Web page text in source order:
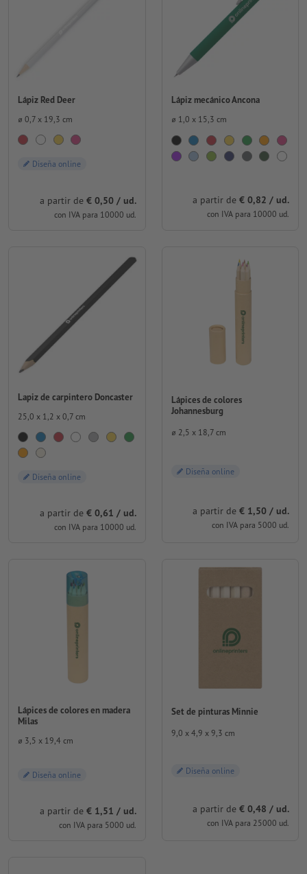
Lápiz Red Deer
⌀ 0,7 x 19,3 cm
Diseña online
a partir de € 0,50 / ud.
con IVA para 10000 ud.
Lápiz mecánico Ancona
⌀ 1,0 x 15,3 cm
a partir de € 0,82 / ud.
con IVA para 10000 ud.
Lapiz de carpintero Doncaster
25,0 x 1,2 x 0,7 cm
Diseña online
a partir de € 0,61 / ud.
con IVA para 10000 ud.
Lápices de colores
Johannesburg
⌀ 2,5 x 18,7 cm
Diseña online
a partir de € 1,50 / ud.
con IVA para 5000 ud.
Lápices de colores en madera
Milas
⌀ 3,5 x 19,4 cm
Diseña online
a partir de € 1,51 / ud.
con IVA para 5000 ud.
Set de pinturas Minnie
9,0 x 4,9 x 9,3 cm
Diseña online
a partir de € 0,48 / ud.
con IVA para 25000 ud.